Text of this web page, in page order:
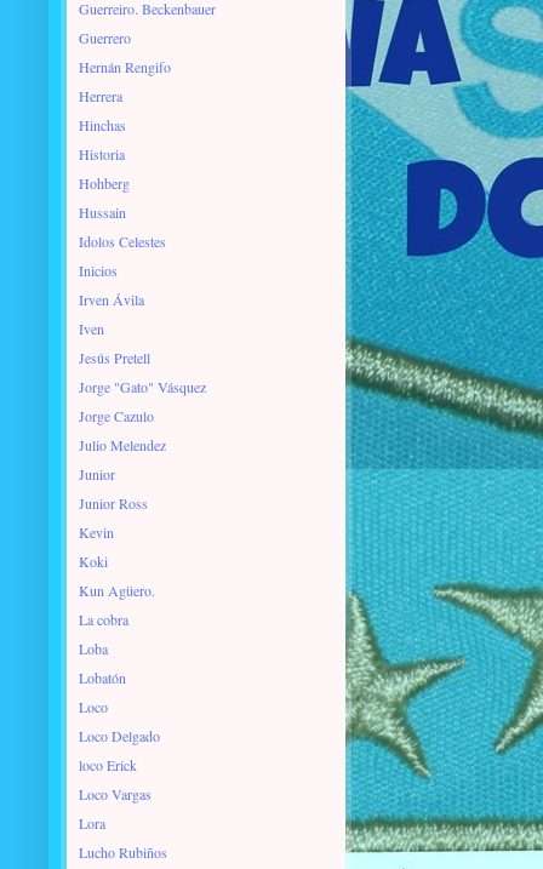
Guerreiro. Beckenbauer
Guerrero
Hernán Rengifo
Herrera
Hinchas
Historia
Hohberg
Hussain
Idolos Celestes
Inicios
Irven Ávila
Iven
Jesús Pretell
Jorge "Gato" Vásquez
Jorge Cazulo
Julio Melendez
Junior
Junior Ross
Kevin
Koki
Kun Agüero.
La cobra
Loba
Lobatón
Loco
Loco Delgado
loco Erick
Loco Vargas
Lora
Lucho Rubiños